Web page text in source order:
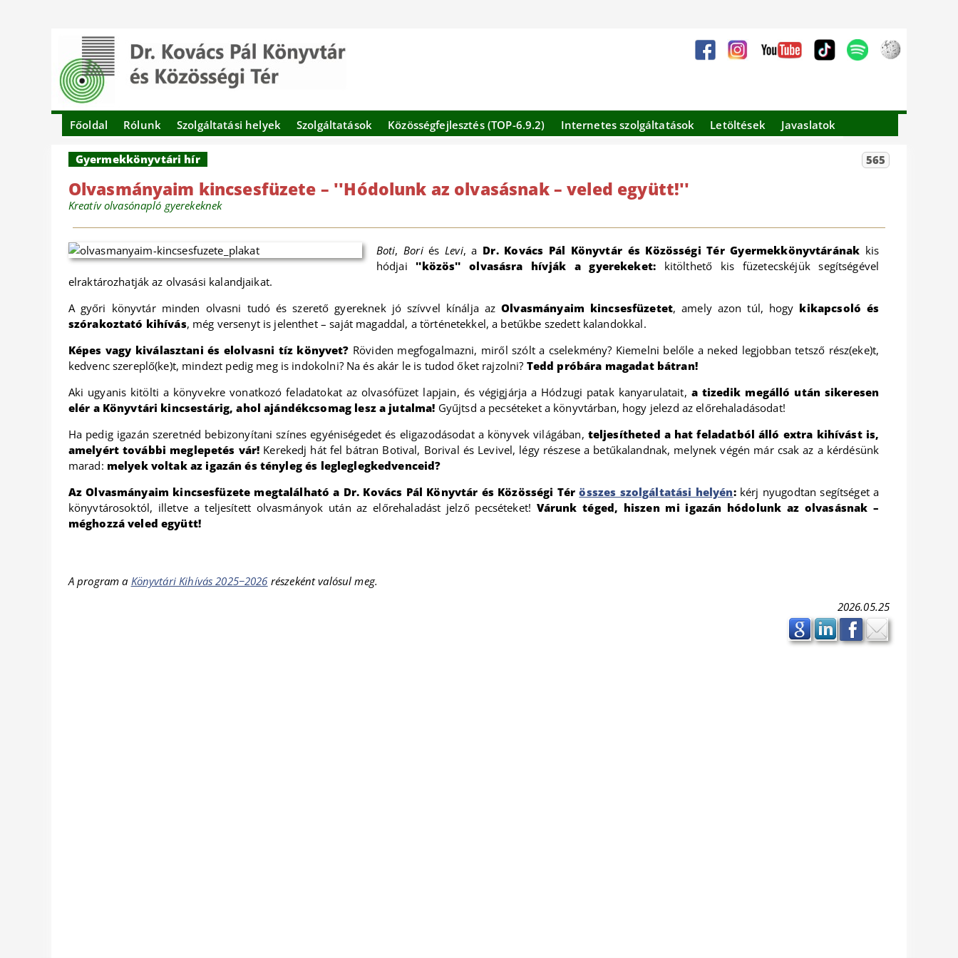
Főoldal Rólunk Szolgáltatási helyek Szolgáltatások Közösségfejlesztés (TOP-6.9.2) Internetes szolgáltatások Letöltések Javaslatok
565
Gyermekkönyvtári hír
Olvasmányaim kincsesfüzete – ''Hódolunk az olvasásnak – veled együtt!''
Kreatív olvasónapló gyerekeknek
Boti,BoriésLevi, a Dr. Kovács Pál Könyvtár és Közösségi Tér Gyermekkönyvtárának kis
hódjai ''közös'' olvasásra hívják a gyerekeket: kitölthető kis füzetecskéjük segítségével
elraktározhatják az olvasási kalandjaikat.
A győri könyvtár minden olvasni tudó és szerető gyereknek jó szívvel kínálja azOlvasmányaim kincsesfüzetet, amely azon túl, hogy kikapcsoló és
szórakoztató kihívás, még versenyt is jelenthet – saját magaddal, a történetekkel, a betűkbe szedett kalandokkal.
Képes vagy kiválasztani és elolvasni tíz könyvet? Röviden megfogalmazni, miről szólt a cselekmény? Kiemelni belőle a neked legjobban tetsző rész(eke)t,
kedvenc szereplő(ke)t, mindezt pedig meg is indokolni? Na és akár le is tudod őket rajzolni? Tedd próbára magadat bátran!
Aki ugyanis kitölti a könyvekre vonatkozó feladatokat az olvasófüzet lapjain, és végigjárja a Hódzugi patak kanyarulatait, a tizedik megálló után sikeresen
elér a Könyvtári kincsestárig, ahol ajándékcsomag lesz a jutalma! Gyűjtsd a pecséteket a könyvtárban, hogy jelezd az előrehaladásodat!
Ha pedig igazán szeretnéd bebizonyítani színes egyéniségedet és eligazodásodat a könyvek világában, teljesítheted a hat feladatból álló extra kihívást is,
amelyért további meglepetés vár! Kerekedj hát fel bátran Botival, Borival és Levivel, légy részese a betűkalandnak, melynek végén már csak az a kérdésünk
marad: melyek voltak az igazán és tényleg és legleglegkedvenceid?
Az Olvasmányaim kincsesfüzete megtalálható a Dr. Kovács Pál Könyvtár és Közösségi Térösszes szolgáltatási helyén:kérj nyugodtan segítséget a
könyvtárosoktól, illetve a teljesített olvasmányok után az előrehaladást jelző pecséteket! Várunk téged, hiszen mi igazán hódolunk az olvasásnak –
méghozzá veled együtt!
A program a Könyvtári Kihívás 2025−2026 részeként valósul meg.
2026.05.25